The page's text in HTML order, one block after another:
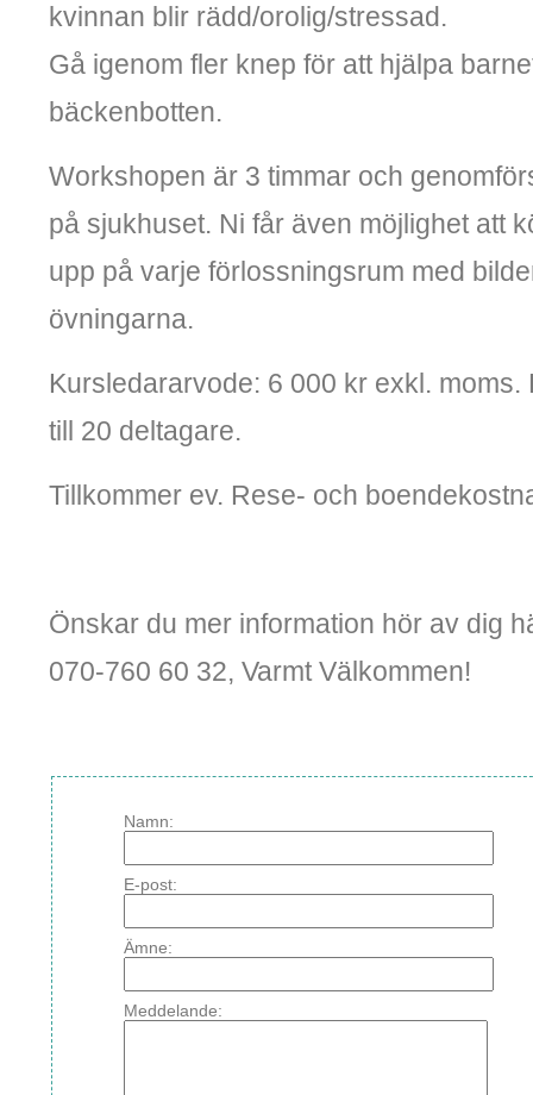
kvinnan blir rädd/orolig/stressad.
Gå igenom fler knep för att hjälpa
bäckenbotten.
Workshopen är 3 timmar och
på sjukhuset. Ni får även möjlighet att
upp på varje förlossningsrum med
övningarna.
Kursledararvode: 6 000 kr exkl.
till 20 deltagare.
Tillkommer ev. Rese- och
Önskar du mer information hör av dig
070-760 60 32, Varmt Välkommen!
Namn:
E-post:
Ämne:
Meddelande: